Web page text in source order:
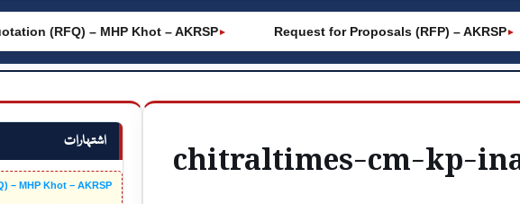
►
(RFQ) – MHP Khot – AKRSP ►
Request for Proposals (RFP) – AKRSP
اشتہارات
– MHP Khot – AKRSP chitraltimes-cm-kp-